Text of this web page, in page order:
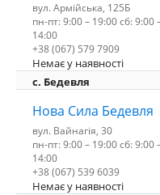
вул. Армійська, 125Б
пн-пт: 9:00 – 19:00 сб: 9:00
14:00
+38 (067) 579 7909
Немає у наявності
c. Бедевля
Нова Сила Бедевля
вул. Вайнагія, 30
пн-пт: 9:00 – 19:00 сб: 9:00
14:00
+38 (067) 539 6039
Немає у наявності